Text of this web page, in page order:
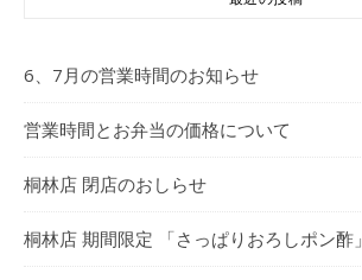
6、7月の営業時間のお知らせ
営業時間とお弁当の価格について
桐林店 閉店のおしらせ
桐林店 期間限定 「さっぱりおろしポン酢